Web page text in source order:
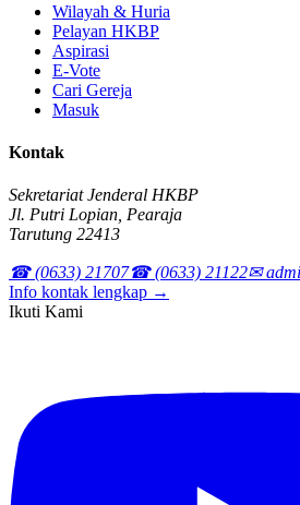
Wilayah & Huria
Pelayan HKBP
Aspirasi
E-Vote
Cari Gereja
Masuk
Kontak
Sekretariat Jenderal HKBP
Jl. Putri Lopian, Pearaja
Tarutung 22413
☎ (0633) 21707☎ (0633) 21122✉
Info kontak lengkap →
Ikuti Kami